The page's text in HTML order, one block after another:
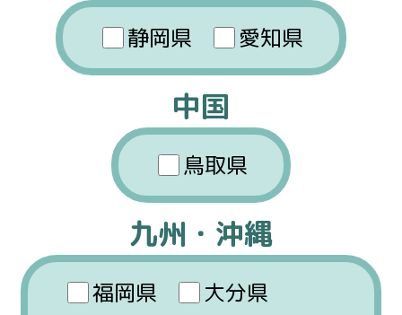
静岡県 愛知県
中国
鳥取県
九州・沖縄
福岡県
大分県